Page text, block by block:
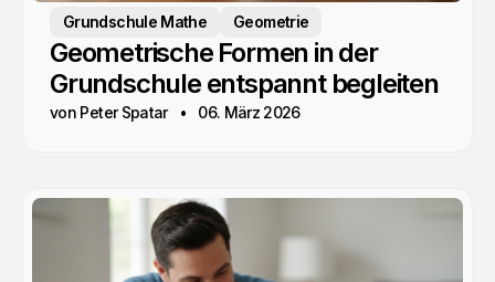
Grundschule Mathe Geometrie
Geometrische Formen in der
Grundschule entspannt begleiten
von Peter Spatar 06. März 2026